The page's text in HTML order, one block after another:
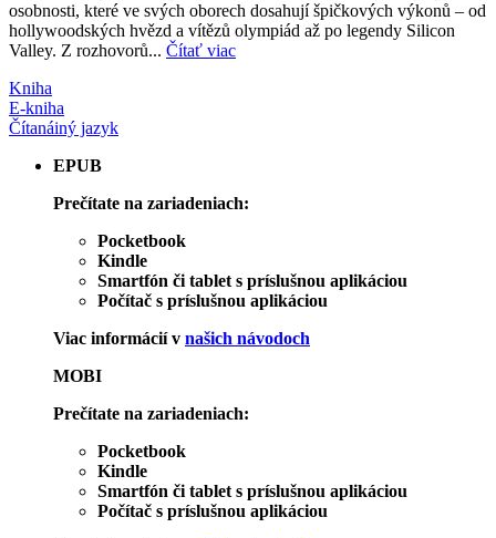
osobnosti, které ve svých oborech dosahují špičkových výkonů – od
hollywoodských hvězd a vítězů olympiád až po legendy Silicon
Valley. Z rozhovorů... Čítať viac
Kniha
E-kniha
Čítanáiný jazyk
EPUB
Prečítate na zariadeniach:
Pocketbook
Kindle
Smartfón či tablet s príslušnou aplikáciou
Počítač s príslušnou aplikáciou
Viac informácií v našich návodoch
MOBI
Prečítate na zariadeniach:
Pocketbook
Kindle
Smartfón či tablet s príslušnou aplikáciou
Počítač s príslušnou aplikáciou